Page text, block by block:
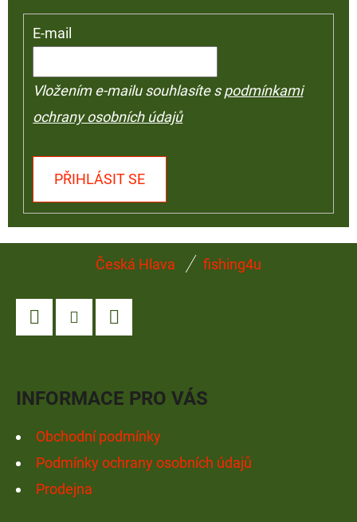
E-mail
Vložením e-mailu souhlasíte spodmínkami
ochrany osobních údajů
PŘIHLÁSIT SE
Česká Hlava fishing4u
INFORMACE PRO VÁS
Obchodní podmínky
Podmínky ochrany osobních údajů
Prodejna